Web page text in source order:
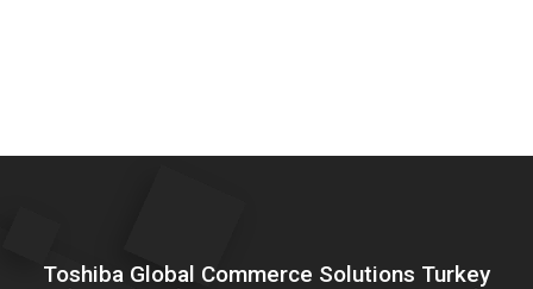
Toshiba Global Commerce Solutions Turkey